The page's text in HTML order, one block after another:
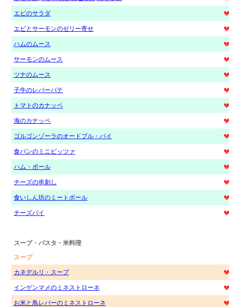
エビのサラダ
エビとサーモンのゼリー寄せ
ハムのムース
サーモンのムース
ツナのムース
子牛のレバーパテ
トマトのカナッペ
海のカナッペ
ゴルゴンゾーラのオードブル・パイ
食パンのミニピッツァ
ハム・ボール
チーズの串刺し
食いしん坊のミートボール
チーズパイ
スープ・パスタ・米料理
スープ
カネデルリ・スープ
インゲンマメのミネストローネ
お米と鳥レバーのミネストローネ